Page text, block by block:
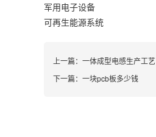
军用电子设备
可再生能源系统
上一篇： 一体成型电感生产工艺
下一篇： 一块pcb板多少钱